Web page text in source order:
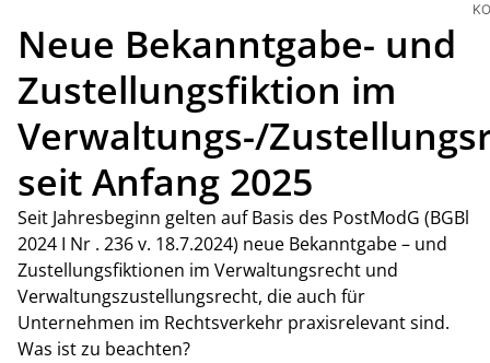
Neue Bekanntgabe- und
Zustellungsfiktion im
Verwaltungs-/
seit Anfang 2025
Seit Jahresbeginn gelten auf Basis des PostModG (BGBl
2024 I Nr . 236 v. 18.7.2024) neue Bekanntgabe – und
Zustellungsfiktionen im Verwaltungsrecht und
Verwaltungszustellungsrecht, die auch für
Unternehmen im Rechtsverkehr praxisrelevant sind.
Was ist zu beachten?